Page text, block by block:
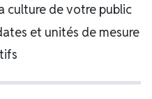
culture de votre public
et unités de mesure